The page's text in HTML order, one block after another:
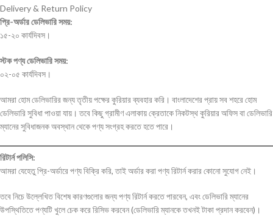
Delivery & Return Policy
প্রি-অর্ডার ডেলিভারি সময়:
১৫-২০ কার্যদিবস।
স্টক পণ্য ডেলিভারি সময়:
০২-০৫ কার্যদিবস।
আমরা হোম ডেলিভারির জন্য তৃতীয় পক্ষের কুরিয়ার ব্যবহার করি। বাংলাদেশের প্রায় সব শহরে হোম
ডেলিভারি সুবিধা পাওয়া যায়। তবে কিছু গ্রামীণ এলাকায় ক্রেতাকে নিকটস্থ কুরিয়ার অফিস বা ডেলিভারি
ম্যানের সুবিধাজনক অবস্থান থেকে পণ্য সংগ্রহ করতে হতে পারে।
রিটার্ন পলিসি:
আমরা যেহেতু প্রি-অর্ডারে পণ্য বিক্রি করি, তাই অর্ডার করা পণ্য রিটার্ন করার কোনো সুযোগ নেই।
তবে নিচে উল্লেখিত বিশেষ কারণগুলোর জন্য পণ্য রিটার্ন করতে পারবেন, এবং ডেলিভারি ম্যানের
উপস্থিতিতে পণ্যটি খুলে চেক করে রিসিভ করবেন (ডেলিভারি ম্যানকে তখনই টাকা প্রদান করবেন)।